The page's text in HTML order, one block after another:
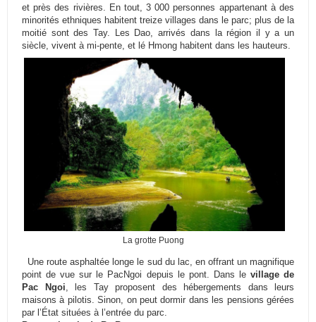
et près des rivières. En tout, 3 000 personnes appartenant à des
minorités ethniques habitent treize villages dans le parc; plus de la
moitié sont des Tay. Les Dao, arrivés dans la région il y a un
siècle, vivent à mi-pente, et lé Hmong habitent dans les hauteurs.
La grotte Puong
Une route asphaltée longe le sud du lac, en offrant un magnifique
point de vue sur le PacNgoi depuis le pont. Dans le village de
Pac Ngoi, les Tay proposent des hébergements dans leurs
maisons à pilotis. Sinon, on peut dormir dans les pensions gérées
par l’État situées à l’entrée du parc.